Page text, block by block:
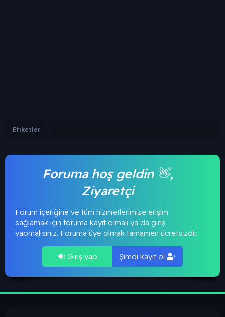
Etiketler
Foruma hoş geldin 👋,
Ziyaretçi
Forum içeriğine ve tüm hizmetlerimize erişim
sağlamak için foruma kayıt olmalı ya da giriş
yapmalısınız. Foruma üye olmak tamamen ücretsizdir.
Giriş yap Şimdi kayıt ol